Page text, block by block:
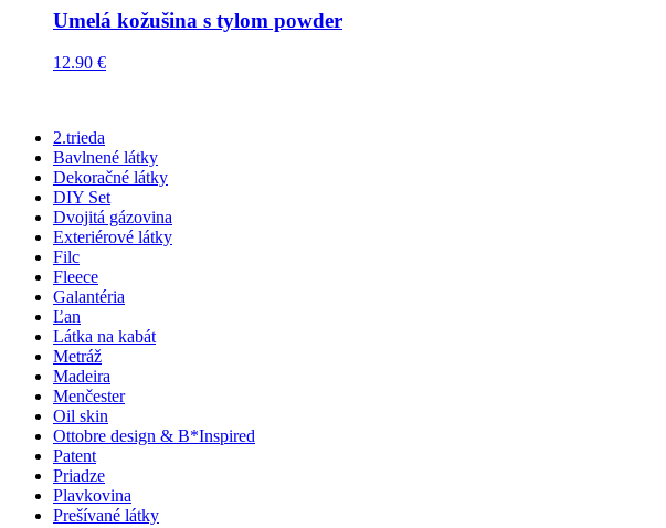
Umelá kožušina s tylom powder
12.90 €
2.trieda
Bavlnené látky
Dekoračné látky
DIY Set
Dvojitá gázovina
Exteriérové látky
Filc
Fleece
Galantéria
Ľan
Látka na kabát
Metráž
Madeira
Menčester
Oil skin
Ottobre design & B*Inspired
Patent
Priadze
Plavkovina
Prešívané látky